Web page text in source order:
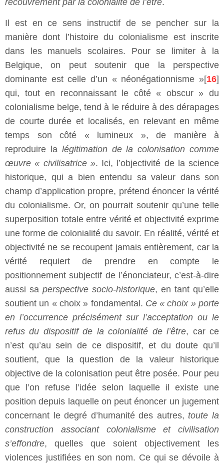
recouvrement par la colonialité de l’être.
Il est en ce sens instructif de se pencher sur la
manière dont l’histoire du colonialisme est inscrite
dans les manuels scolaires. Pour se limiter à la
Belgique, on peut soutenir que la perspective
dominante est celle d’un « néonégationnisme »[16]
qui, tout en reconnaissant le côté « obscur » du
colonialisme belge, tend à le réduire à des dérapages
de courte durée et localisés, en relevant en même
temps son côté « lumineux », de manière à
reproduire la légitimation de la colonisation comme
œuvre « civilisatrice ». Ici, l’objectivité de la science
historique, qui a bien entendu sa valeur dans son
champ d’application propre, prétend énoncer la vérité
du colonialisme. Or, on pourrait soutenir qu’une telle
superposition totale entre vérité et objectivité exprime
une forme de colonialité du savoir. En réalité, vérité et
objectivité ne se recoupent jamais entièrement, car la
vérité requiert de prendre en compte le
positionnement subjectif de l’énonciateur, c’est-à-dire
aussi sa perspective socio-historique, en tant qu’elle
soutient un « choix » fondamental. Ce « choix » porte
en l’occurrence précisément sur l’acceptation ou le
refus du dispositif de la colonialité de l’être, car ce
n’est qu’au sein de ce dispositif, et du doute qu’il
soutient, que la question de la valeur historique
objective de la colonisation peut être posée. Pour peu
que l’on refuse l’idée selon laquelle il existe une
position depuis laquelle on peut énoncer un jugement
concernant le degré d’humanité des autres,toute la
construction associant colonialisme et civilisation
s’effondre, quelles que soient objectivement les
violences justifiées en son nom. Ce qui se dévoile à